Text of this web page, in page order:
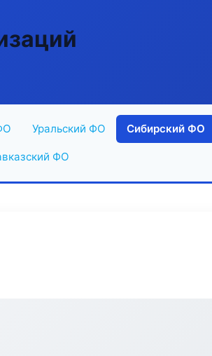
Уральский ФО Сибирский ФО
ФО